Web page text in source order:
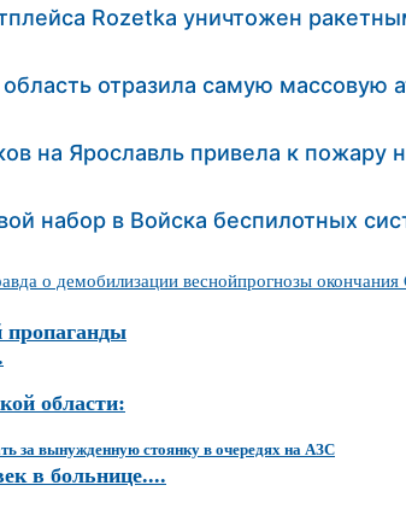
Rozetka уничтожен
отразила самую массовую
на Ярославль привела к пожару
набор в Войска беспилотных
о демобилизации веснойпрогнозы
пропаганды
области:
в больнице....
за вынужденную стоянку в очередях на АЗС